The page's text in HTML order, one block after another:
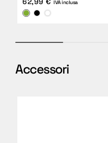
IVA inclusa
Accessori